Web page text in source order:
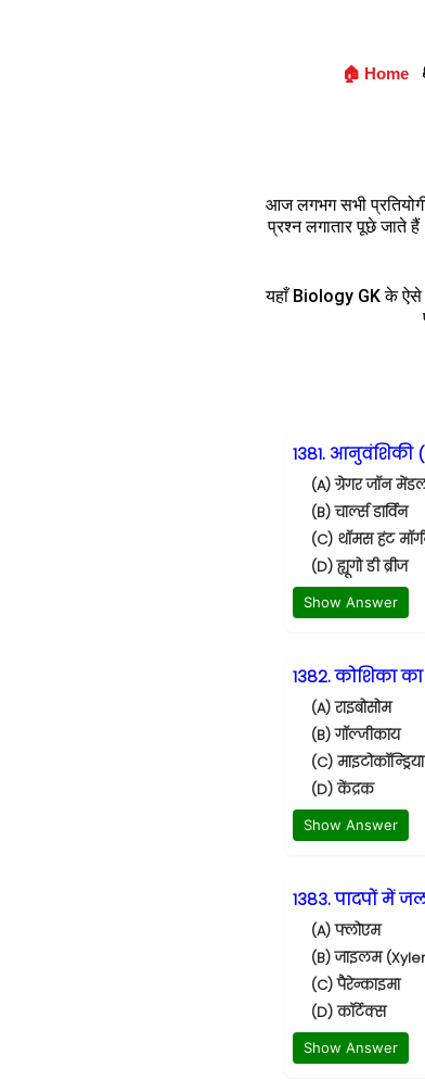
🏠 Home
आज लगभग सभी
प्रश्न लगातार पूछे जाते
यहाँ Biology GK के ऐसे
1381. आनुवंशिकी
(A) ग्रेगर जॉन
(B) चार्ल्स डार्विन
(C) थॉमस हंट
(D) ह्यूगो डी ब्रीज
Show Answer
1382. कोशिका
(A) राइबोसोम
(B) गॉल्जीकाय
(C)
(D) केंद्रक
Show Answer
1383. पादपों में
(A) फ्लोएम
(B) जाइलम
(C) पैरेन्काइमा
(D) कॉर्टेक्स
Show Answer